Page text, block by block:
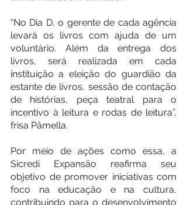
“No Dia D, o gerente de cada agência
levará os livros com ajuda de um
voluntário. Além da entrega dos
livros, será realizada em cada
instituição a eleição do guardião da
estante de livros, sessão de contação
de histórias, peça teatral para o
incentivo à leitura e rodas de leitura”,
frisa Pâmella.
Por meio de ações como essa, a
Sicredi Expansão reafirma seu
objetivo de promover iniciativas com
foco na educação e na cultura,
contribuindo para o desenvolvimento